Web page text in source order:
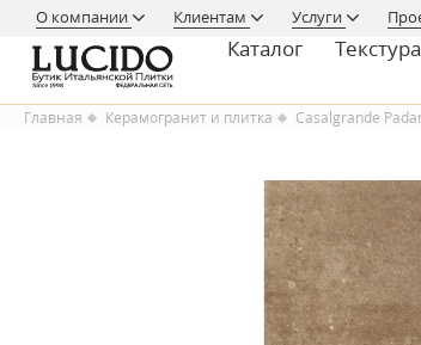
О компании Клиентам Услуги
Каталог Текстура
Главная Керамогранит и плитка Casalgrande